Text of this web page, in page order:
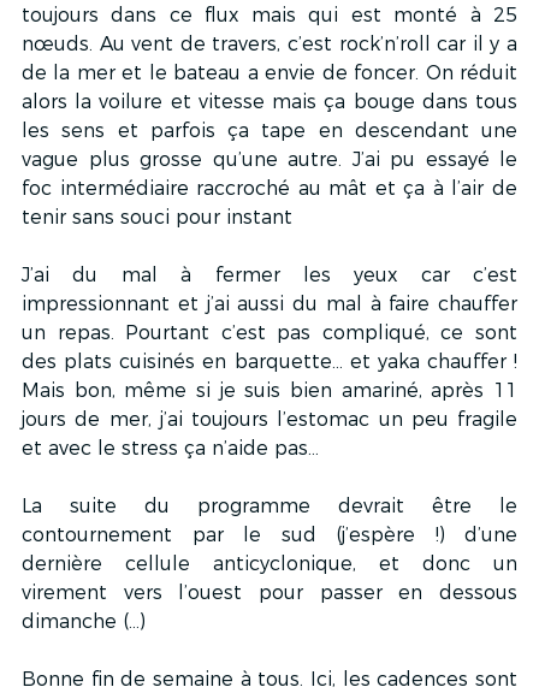
toujours dans ce flux mais qui est monté à 25
nœuds. Au vent de travers, c’est rock’n’roll car il y a
de la mer et le bateau a envie de foncer. On réduit
alors la voilure et vitesse mais ça bouge dans tous
les sens et parfois ça tape en descendant une
vague plus grosse qu’une autre. J’ai pu essayé le
foc intermédiaire raccroché au mât et ça à l’air de
tenir sans souci pour instant
J’ai du mal à fermer les yeux car c’est
impressionnant et j’ai aussi du mal à faire chauffer
un repas. Pourtant c’est pas compliqué, ce sont
des plats cuisinés en barquette… et yaka chauffer !
Mais bon, même si je suis bien amariné, après 11
jours de mer, j’ai toujours l’estomac un peu fragile
et avec le stress ça n’aide pas…
La suite du programme devrait être le
contournement par le sud (j’espère !) d’une
dernière cellule anticyclonique, et donc un
virement vers l’ouest pour passer en dessous
dimanche (…)
Bonne fin de semaine à tous. Ici, les cadences sont